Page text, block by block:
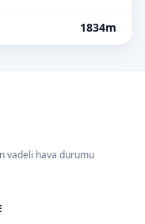
1834m
vadeli hava durumu